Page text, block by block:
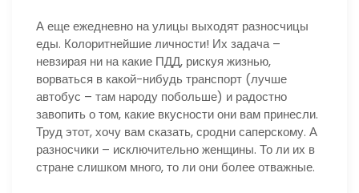
А еще ежедневно на улицы выходят разносчицы
еды. Колоритнейшие личности! Их задача –
невзирая ни на какие ПДД, рискуя жизнью,
ворваться в какой-нибудь транспорт (лучше
автобус – там народу побольше) и радостно
завопить о том, какие вкусности они вам принесли.
Труд этот, хочу вам сказать, сродни саперскому. А
разносчики – исключительно женщины. То ли их в
стране слишком много, то ли они более отважные.